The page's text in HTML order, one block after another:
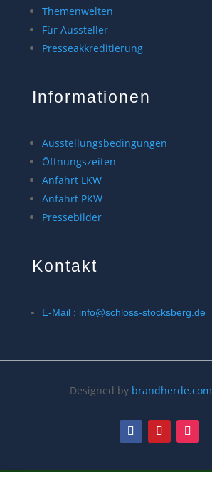
Themenwelten
Für Aussteller
Presseakkreditierung
Informationen
Ausstellungsbedingungen
Öffnungszeiten
Anfahrt LKW
Anfahrt PKW
Pressebilder
Kontakt
E-Mail : info@schloss-stocksberg.de
Designed by brandherde.com